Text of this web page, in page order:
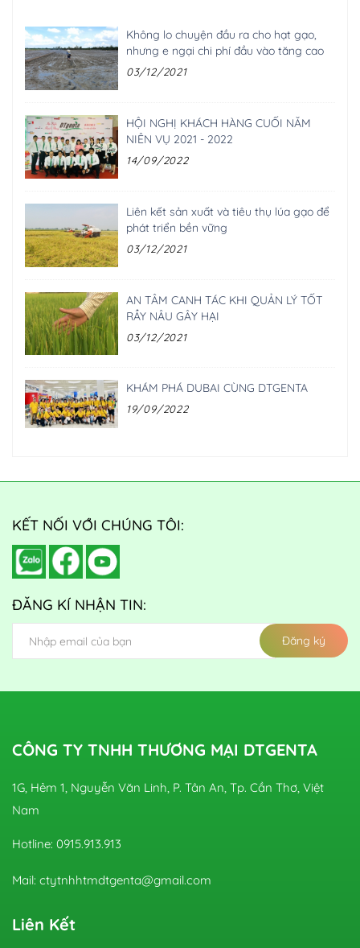
Không lo chuyện đầu ra cho hạt gạo,
nhưng e ngại chi phí đầu vào tăng cao
03/12/2021
HỘI NGHỊ KHÁCH HÀNG CUỐI NĂM
NIÊN VỤ 2021 - 2022
14/09/2022
Liên kết sản xuất và tiêu thụ lúa gạo để
phát triển bền vững
03/12/2021
AN TÂM CANH TÁC KHI QUẢN LÝ TỐT
RẦY NÂU GÂY HẠI
03/12/2021
KHÁM PHÁ DUBAI CÙNG DTGENTA
19/09/2022
KẾT NỐI VỚI CHÚNG TÔI:
ĐĂNG KÍ NHẬN TIN:
Đăng ký
CÔNG TY TNHH THƯƠNG MẠI DTGENTA
1G, Hẻm 1, Nguyễn Văn Linh, P. Tân An, Tp. Cần Thơ, Việt
Nam
Hotline: 0915.913.913
Mail: ctytnhhtmdtgenta@gmail.com
Liên Kết